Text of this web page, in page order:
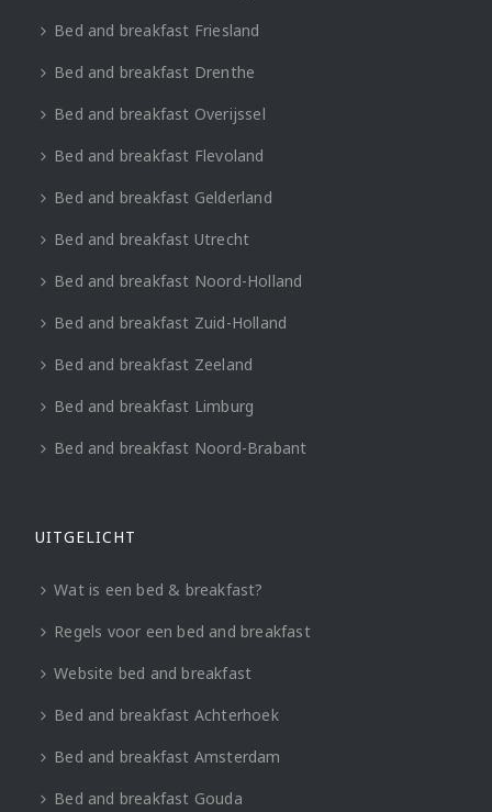
Bed and breakfast Friesland
Bed and breakfast Drenthe
Bed and breakfast Overijssel
Bed and breakfast Flevoland
Bed and breakfast Gelderland
Bed and breakfast Utrecht
Bed and breakfast Noord-Holland
Bed and breakfast Zuid-Holland
Bed and breakfast Zeeland
Bed and breakfast Limburg
Bed and breakfast Noord-Brabant
UITGELICHT
Wat is een bed & breakfast?
Regels voor een bed and breakfast
Website bed and breakfast
Bed and breakfast Achterhoek
Bed and breakfast Amsterdam
Bed and breakfast Gouda